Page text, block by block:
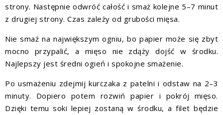
strony. Następnie odwróć całość i smaż kolejne 5–7 minut
z drugiej strony. Czas zależy od grubości mięsa.
Nie smaż na największym ogniu, bo papier może się zbyt
mocno przypalić, a mięso nie zdąży dojść w środku.
Najlepszy jest średni ogień i spokojne smażenie.
Po usmażeniu zdejmij kurczaka z patelni i odstaw na 2–3
minuty. Dopiero potem rozwiń papier i pokrój mięso.
Dzięki temu soki lepiej zostaną w środku, a filet będzie